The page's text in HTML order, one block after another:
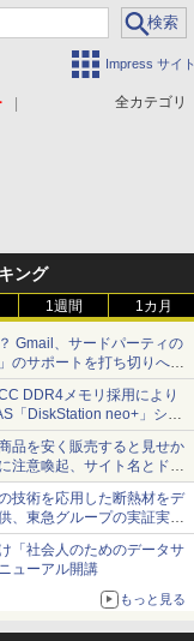
Impress サイト
全カテゴリ
ング
1週間 1カ月
Gmail、サードパーティの
のサポートを打ち切りへ
DDR4メモリ採用により
「DiskStation neo+」シリ
導入でき、ECCメモリへの
能
品を安く販売すると見せか
注意喚起、サイト名とドメ
技術を応用した断熱材をデ
、東急グループの実証実験
真空断熱パネル TIVIP」
「社会人のためのデータサ
ューアル開講
もっと見る